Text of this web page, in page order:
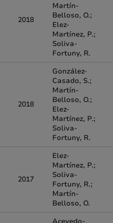
2018
Martín-
Belloso, O.;
Elez-
Martínez, P.;
Soliva-
Fortuny, R.
2018
González-
Casado, S.;
Martín-
Belloso, O.;
Elez-
Martínez, P.;
Soliva-
Fortuny, R.
2017
Elez-
Martínez, P.;
Soliva-
Fortuny, R.;
Martín-
Belloso, O.